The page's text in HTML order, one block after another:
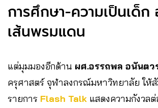
การศึกษา-ความเป็นเด็ก
เส้นพรมแดน
แต่มุมมองอีกด้าน ผศ.อรรถพล อนันตว
ครุศาสตร์ จุฬาลงกรณ์มหาวิทยาลัย ให้
รายการ Flash Talk แสดงความกังวล